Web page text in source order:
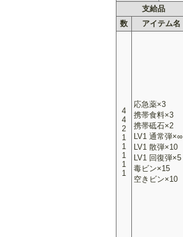
支給品
数
アイテム名
4
4
2
1
1
1
1
1
応急薬×3
携帯食料×3
携帯砥石×2
LV1 通常弾×∞
LV1 散弾×10
LV1 回復弾×5
毒ビン×15
空きビン×10